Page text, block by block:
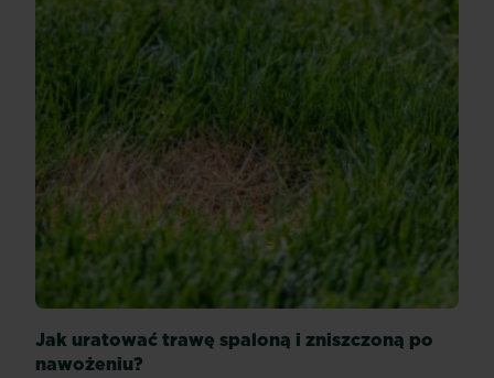
Jak uratować trawę spaloną i zniszczoną po
nawożeniu?